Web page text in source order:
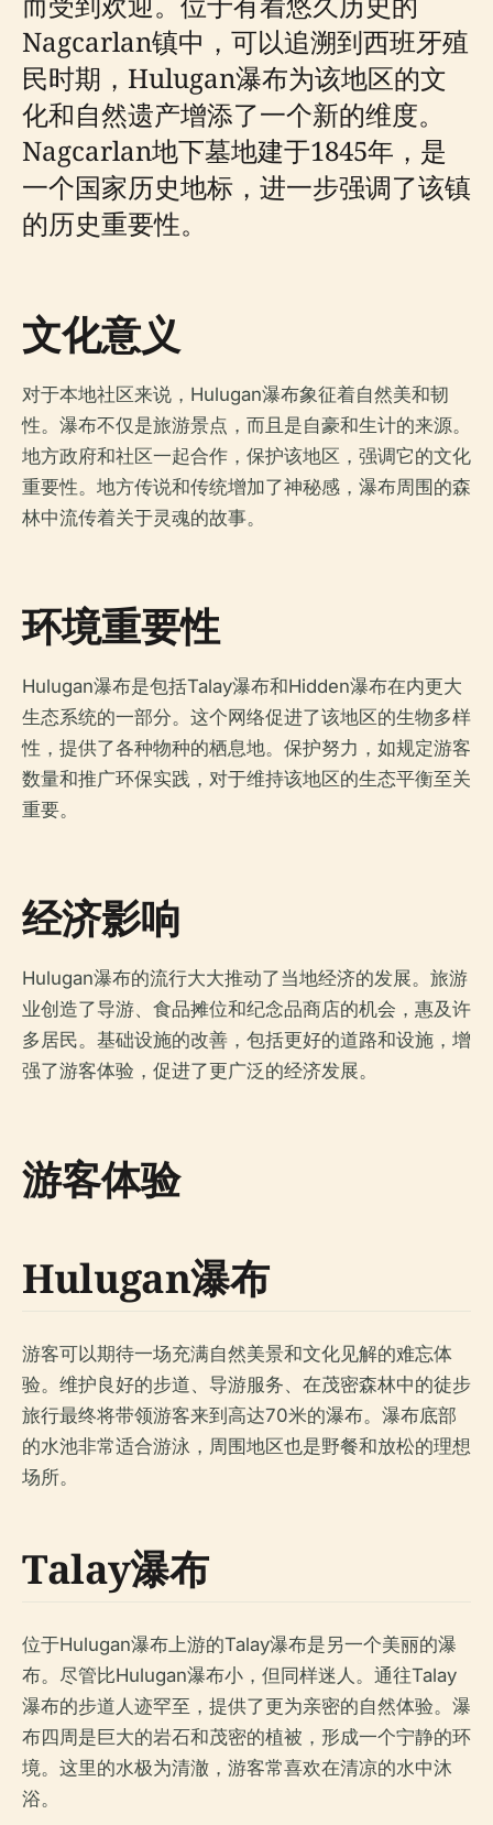
Nagcarlan镇中，可以追溯到西班牙殖
民时期，Hulugan瀑布为该地区的文
化和自然遗产增添了一个新的维度。
Nagcarlan地下墓地建于1845年，是
一个国家历史地标，进一步强调了该镇
的历史重要性。
文化意义
对于本地社区来说，Hulugan瀑布象征着自然美和韧
性。瀑布不仅是旅游景点，而且是自豪和生计的来源。
地方政府和社区一起合作，保护该地区，强调它的文化
重要性。地方传说和传统增加了神秘感，瀑布周围的森
林中流传着关于灵魂的故事。
环境重要性
Hulugan瀑布是包括Talay瀑布和Hidden瀑布在内更大
生态系统的一部分。这个网络促进了该地区的生物多样
性，提供了各种物种的栖息地。保护努力，如规定游客
数量和推广环保实践，对于维持该地区的生态平衡至关
重要。
经济影响
Hulugan瀑布的流行大大推动了当地经济的发展。旅游
业创造了导游、食品摊位和纪念品商店的机会，惠及许
多居民。基础设施的改善，包括更好的道路和设施，增
强了游客体验，促进了更广泛的经济发展。
游客体验
Hulugan瀑布
游客可以期待一场充满自然美景和文化见解的难忘体
验。维护良好的步道、导游服务、在茂密森林中的徒步
旅行最终将带领游客来到高达70米的瀑布。瀑布底部
的水池非常适合游泳，周围地区也是野餐和放松的理想
场所。
Talay瀑布
位于Hulugan瀑布上游的Talay瀑布是另一个美丽的瀑
布。尽管比Hulugan瀑布小，但同样迷人。通往Talay
瀑布的步道人迹罕至，提供了更为亲密的自然体验。瀑
布四周是巨大的岩石和茂密的植被，形成一个宁静的环
境。这里的水极为清澈，游客常喜欢在清凉的水中沐
浴。